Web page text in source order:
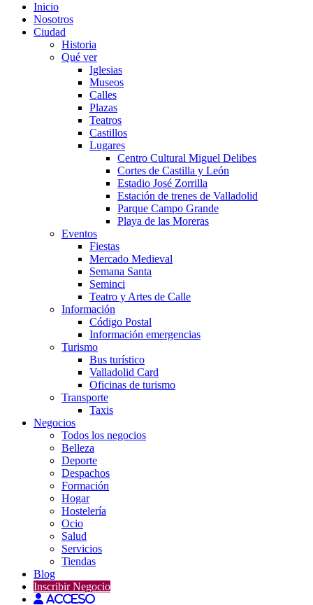
Inicio
Nosotros
Ciudad
Historia
Qué ver
Iglesias
Museos
Calles
Plazas
Teatros
Castillos
Lugares
Centro Cultural Miguel Delibes
Cortes de Castilla y León
Estadio José Zorrilla
Estación de trenes de Valladolid
Parque Campo Grande
Playa de las Moreras
Eventos
Fiestas
Mercado Medieval
Semana Santa
Seminci
Teatro y Artes de Calle
Información
Código Postal
Información emergencias
Turismo
Bus turístico
Valladolid Card
Oficinas de turismo
Transporte
Taxis
Negocios
Todos los negocios
Belleza
Deporte
Despachos
Formación
Hogar
Hostelería
Ocio
Salud
Servicios
Tiendas
Blog
Inscribir Negocio
Acceso